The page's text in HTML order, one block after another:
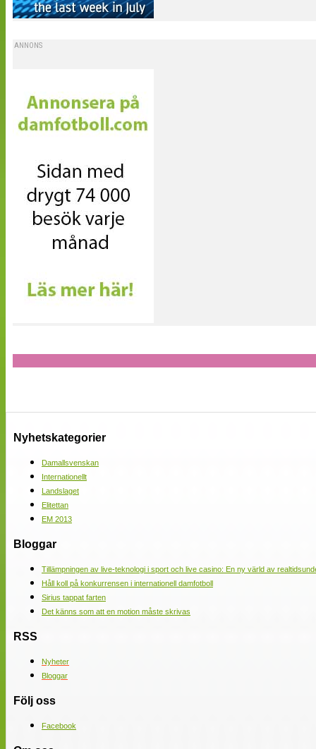
ANNONS
Nyhetskategorier
Damallsvenskan
Internationellt
Landslaget
Elitettan
EM 2013
Bloggar
Tillämpningen av live-teknologi i sport och live casino: En ny värld av
Håll koll på konkurrensen i internationell damfotboll
Sirius tappat farten
Det känns som att en motion måste skrivas
RSS
Nyheter
Bloggar
Följ oss
Facebook